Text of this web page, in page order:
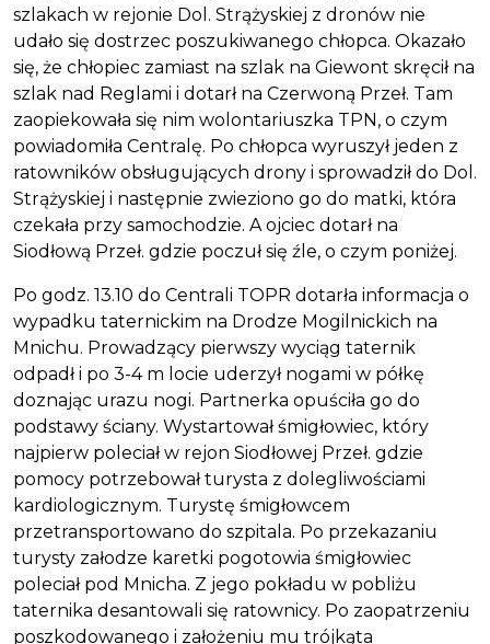
szlakach w rejonie Dol. Strążyskiej z dronów nie
udało się dostrzec poszukiwanego chłopca. Okazało
się, że chłopiec zamiast na szlak na Giewont skręcił na
szlak nad Reglami i dotarł na Czerwoną Przeł. Tam
zaopiekowała się nim wolontariuszka TPN, o czym
powiadomiła Centralę. Po chłopca wyruszył jeden z
ratowników obsługujących drony i sprowadził do Dol.
Strążyskiej i następnie zwieziono go do matki, która
czekała przy samochodzie. A ojciec dotarł na
Siodłową Przeł. gdzie poczuł się źle, o czym poniżej.
Po godz. 13.10 do Centrali TOPR dotarła informacja o
wypadku taternickim na Drodze Mogilnickich na
Mnichu. Prowadzący pierwszy wyciąg taternik
odpadł i po 3-4 m locie uderzył nogami w półkę
doznając urazu nogi. Partnerka opuściła go do
podstawy ściany. Wystartował śmigłowiec, który
najpierw poleciał w rejon Siodłowej Przeł. gdzie
pomocy potrzebował turysta z dolegliwościami
kardiologicznym. Turystę śmigłowcem
przetransportowano do szpitala. Po przekazaniu
turysty załodze karetki pogotowia śmigłowiec
poleciał pod Mnicha. Z jego pokładu w pobliżu
taternika desantowali się ratownicy. Po zaopatrzeniu
poszkodowanego i założeniu mu trójkąta